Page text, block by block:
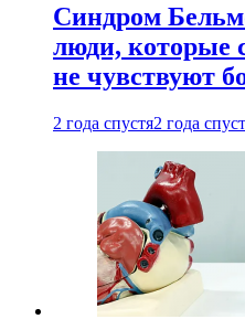
Синдром
люди, которые
не чувствуют
2 года спустя2 года